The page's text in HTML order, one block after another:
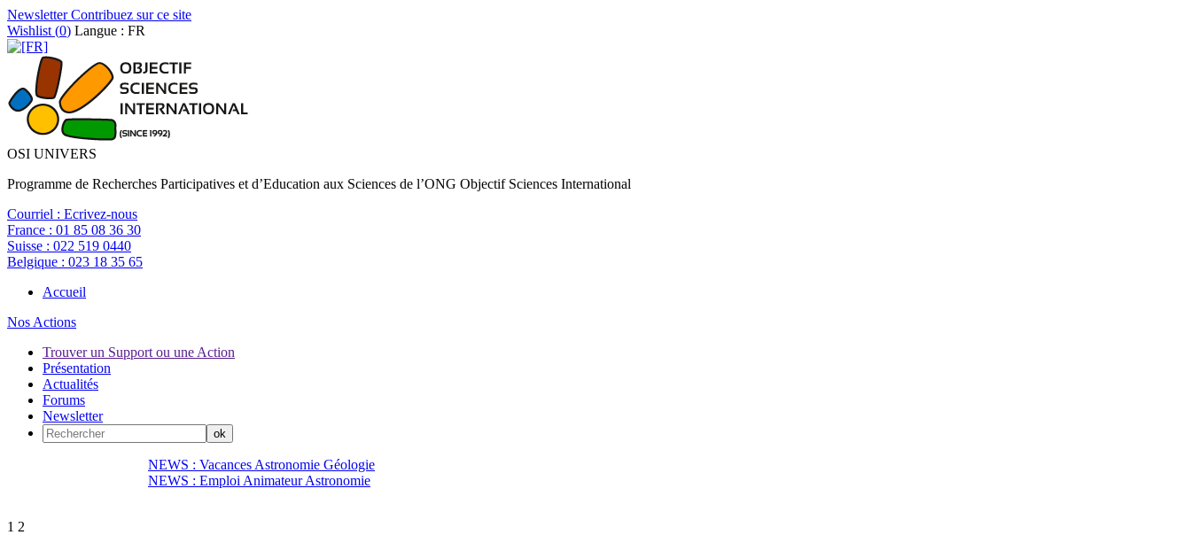
NewsletterContribuez sur ce site
Wishlist (0) Langue : FR
OSI UNIVERS
Programme de Recherches Participatives et d’Education aux Sciences de l’ONG Objectif Sciences International
Courriel : Ecrivez-nous
France : 01 85 08 36 30
Suisse : 022 519 0440
Belgique : 023 18 35 65
Accueil
Nos Actions
Trouver un Support ou une Action
Présentation
Actualités
Forums
Newsletter
NEWS : Vacances Astronomie Géologie
NEWS : Emploi Animateur Astronomie
1 2